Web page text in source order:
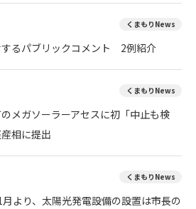
くまもりNews
するパブリックコメント 2例紹介
くまもりNews
メガソーラーアセスに初「中止も検
相に提出
くまもりNews
より、太陽光発電設備の設置は市長の